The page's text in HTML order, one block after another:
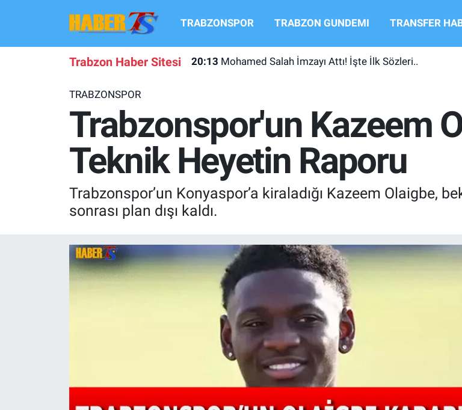
TRABZONSPOR TRABZON GUNDEMI TRANSFER
Trabzon Haber Sitesi 20:13 Mohamed Salah İmzayı Attı! İşte İlk Sözleri..
TRABZONSPOR
Trabzonspor'un Kazeem
Teknik Heyetin Raporu
Trabzonspor’un Konyaspor’a kiraladığı Kazeem Olaigbe,
sonrası plan dışı kaldı.
TRABZONSPOR
TRANSFER HABERLERI
KULİS MEYDANI
1461 TRABZON
ALT LIGLER
Hava Durumu
Süper Lig Puan Durumu ve Fikstür
Tüm Manşetler
Son Dakika Haberleri
Haber Arşivi